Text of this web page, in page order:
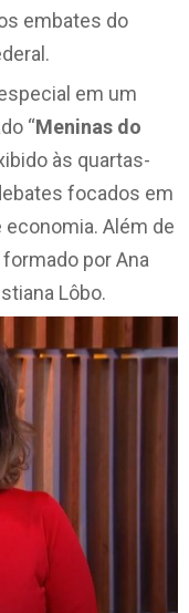
embates do
em um
“Meninas do
às quartas-
focados em
Além de
por Ana
Lôbo.